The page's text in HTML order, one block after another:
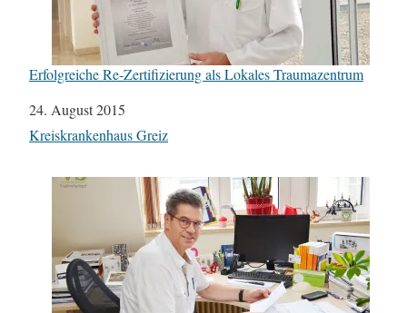
Erfolgreiche Re-Zertifizierung als Lokales Traumazentrum
Datum
24. August 2015
In Bezug auf
Kreiskrankenhaus Greiz